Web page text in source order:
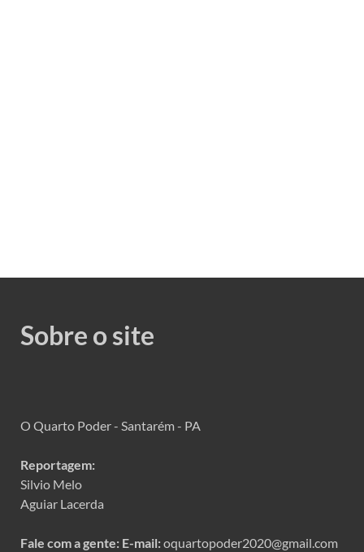
Sobre o site
O Quarto Poder - Santarém - PA
Reportagem:
Silvio Melo
Aguiar Lacerda
Fale com a gente: E-mail:oquartopoder2020@gmail.com